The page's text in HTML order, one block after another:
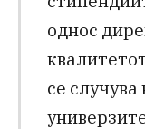
однос
се